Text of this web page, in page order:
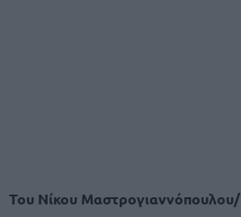
Του Νίκου Μαστρογιαννόπουλου/